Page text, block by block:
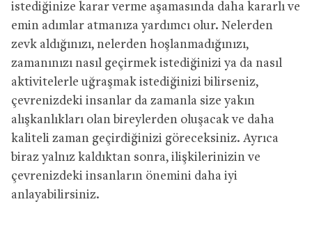
istediğinize karar verme aşamasında daha kararlı ve
emin adımlar atmanıza yardımcı olur. Nelerden
zevk aldığınızı, nelerden hoşlanmadığınızı,
zamanınızı nasıl geçirmek istediğinizi ya da nasıl
aktivitelerle uğraşmak istediğinizi bilirseniz,
çevrenizdeki insanlar da zamanla size yakın
alışkanlıkları olan bireylerden oluşacak ve daha
kaliteli zaman geçirdiğinizi göreceksiniz. Ayrıca
biraz yalnız kaldıktan sonra, ilişkilerinizin ve
çevrenizdeki insanların önemini daha iyi
anlayabilirsiniz.